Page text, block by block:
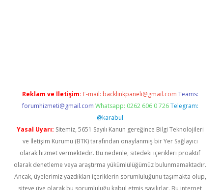
Reklam ve İletişim: E-mail: backlinkpaneli@gmail.com Teams:
forumhizmeti@gmail.com Whatsapp: 0262 606 0 726 Telegram:
@karabul
Yasal Uyarı: Sitemiz, 5651 Sayılı Kanun gereğince Bilgi Teknolojileri
ve İletişim Kurumu (BTK) tarafından onaylanmış bir Yer Sağlayıcı
olarak hizmet vermektedir. Bu nedenle, sitedeki içerikleri proaktif
olarak denetleme veya araştırma yükümlülüğümüz bulunmamaktadır.
Ancak, üyelerimiz yazdıkları içeriklerin sorumluluğunu taşımakta olup,
siteye üye olarak bu sorumluluğu kabul etmiş sayılırlar. Bu internet